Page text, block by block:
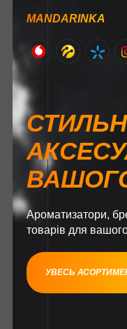
MANDARINKA
Ароматизатори,
товарів для
УВЕСЬ